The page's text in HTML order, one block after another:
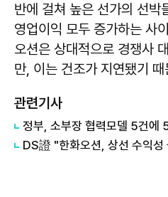
반에 걸쳐 높은 선가의 선박
영업이익 모두 증가하는 사
오션은 상대적으로 경쟁사
만, 이는 건조가 지연됐기
관련기사
DS證 "한화오션, 상선 수익